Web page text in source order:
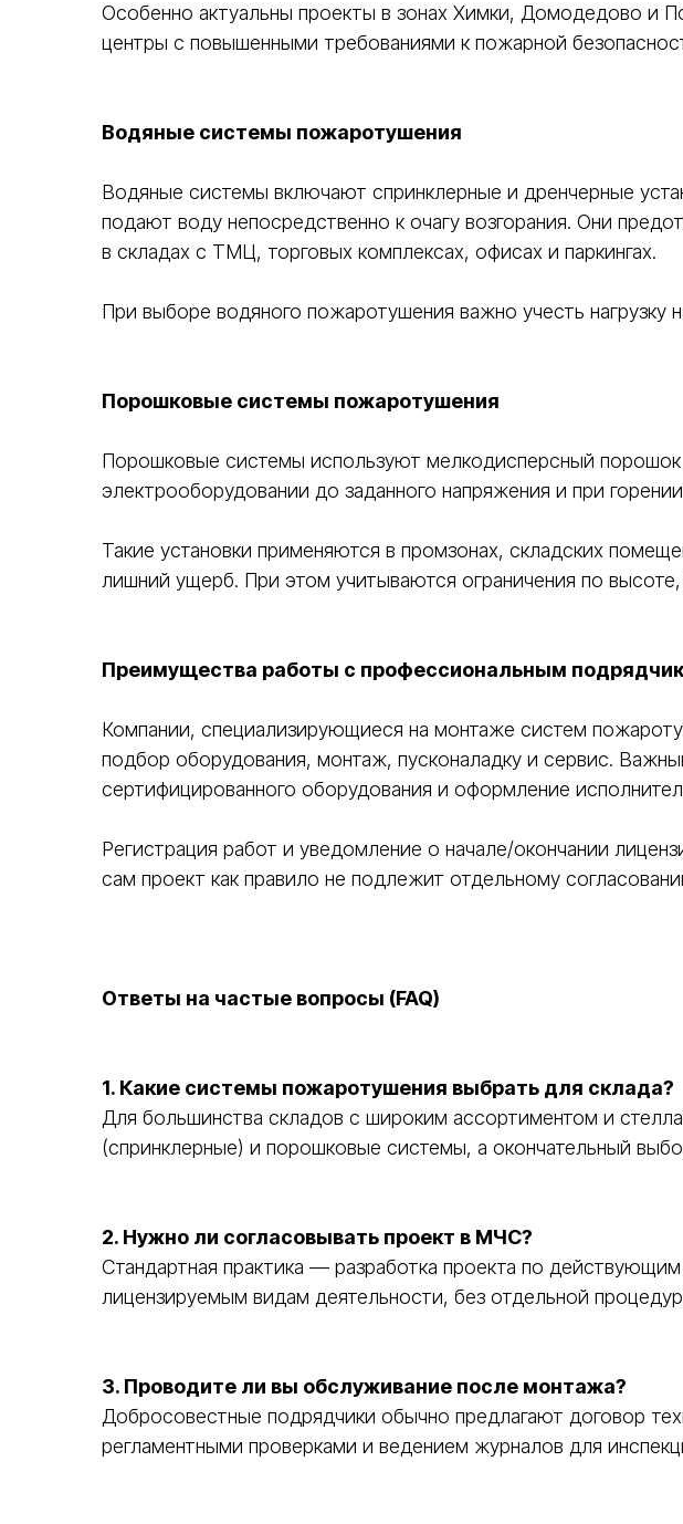
Особенно актуальны проекты в зонах Химки, Домодедово и
центры с повышенными требованиями к пожарной
Водяные системы пожаротушения
Водяные системы включают спринклерные и дренчерные
подают воду непосредственно к очагу возгорания. Они
в складах с ТМЦ, торговых комплексах, офисах и паркингах.
При выборе водяного пожаротушения важно учесть нагрузку
Порошковые системы пожаротушения
Порошковые системы используют мелкодисперсный
электрооборудовании до заданного напряжения и при
Такие установки применяются в промзонах, складских
лишний ущерб. При этом учитываются ограничения по
Преимущества работы с профессиональным
Компании, специализирующиеся на монтаже систем
подбор оборудования, монтаж, пусконаладку и сервис.
сертифицированного оборудования и оформление
Регистрация работ и уведомление о начале/окончании
сам проект как правило не подлежит отдельному
Ответы на частые вопросы (FAQ)
1. Какие системы пожаротушения выбрать для склада?
Для большинства складов с широким ассортиментом и
(спринклерные) и порошковые системы, а окончательный
2. Нужно ли согласовывать проект в МЧС?
Стандартная практика — разработка проекта по
лицензируемым видам деятельности, без отдельной
3. Проводите ли вы обслуживание после монтажа?
Добросовестные подрядчики обычно предлагают договор
регламентными проверками и ведением журналов для